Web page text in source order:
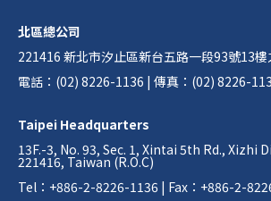
北區總公司
221416 新北市汐止區新台五路一段93號13樓
電話：(02) 8226-1136 | 傳真：(02) 8226-
Taipei Headquarters
13F.-3, No. 93, Sec. 1, Xintai 5th Rd., Xizhi
221416, Taiwan (R.O.C)
Tel：+886-2-8226-1136 | Fax：+886-2-